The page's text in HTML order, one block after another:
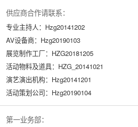
供应商合作请联系：
专业主持人：Hzg20141202
AV设备商：Hzg20190103
展览制作工厂：HZG20181205
活动物料及道具：HZG_20141021
演艺演出机构：Hzg20141201
活动策划公司：Hzg20190104
第一业务部：